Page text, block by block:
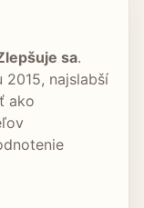
sa.
najslabší
ako